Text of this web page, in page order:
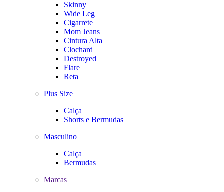
Skinny
Wide Leg
Cigarrete
Mom Jeans
Cintura Alta
Clochard
Destroyed
Flare
Reta
Plus Size
Calça
Shorts e Bermudas
Masculino
Calça
Bermudas
Marcas